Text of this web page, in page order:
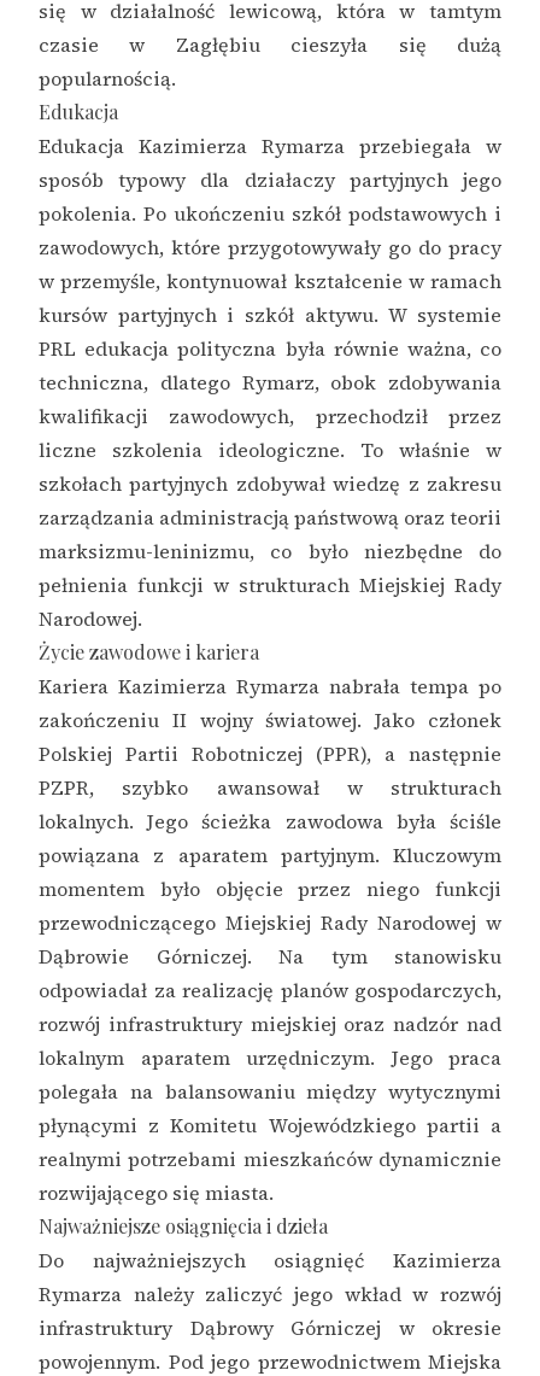
się w działalność lewicową, która w tamtym
czasie w Zagłębiu cieszyła się dużą
popularnością.
Edukacja
Edukacja Kazimierza Rymarza przebiegała w
sposób typowy dla działaczy partyjnych jego
pokolenia. Po ukończeniu szkół podstawowych i
zawodowych, które przygotowywały go do pracy
w przemyśle, kontynuował kształcenie w ramach
kursów partyjnych i szkół aktywu. W systemie
PRL edukacja polityczna była równie ważna, co
techniczna, dlatego Rymarz, obok zdobywania
kwalifikacji zawodowych, przechodził przez
liczne szkolenia ideologiczne. To właśnie w
szkołach partyjnych zdobywał wiedzę z zakresu
zarządzania administracją państwową oraz teorii
marksizmu-leninizmu, co było niezbędne do
pełnienia funkcji w strukturach Miejskiej Rady
Narodowej.
Życie zawodowe i kariera
Kariera Kazimierza Rymarza nabrała tempa po
zakończeniu II wojny światowej. Jako członek
Polskiej Partii Robotniczej (PPR), a następnie
PZPR, szybko awansował w strukturach
lokalnych. Jego ścieżka zawodowa była ściśle
powiązana z aparatem partyjnym. Kluczowym
momentem było objęcie przez niego funkcji
przewodniczącego Miejskiej Rady Narodowej w
Dąbrowie Górniczej. Na tym stanowisku
odpowiadał za realizację planów gospodarczych,
rozwój infrastruktury miejskiej oraz nadzór nad
lokalnym aparatem urzędniczym. Jego praca
polegała na balansowaniu między wytycznymi
płynącymi z Komitetu Wojewódzkiego partii a
realnymi potrzebami mieszkańców dynamicznie
rozwijającego się miasta.
Najważniejsze osiągnięcia i dzieła
Do najważniejszych osiągnięć Kazimierza
Rymarza należy zaliczyć jego wkład w rozwój
infrastruktury Dąbrowy Górniczej w okresie
powojennym. Pod jego przewodnictwem Miejska